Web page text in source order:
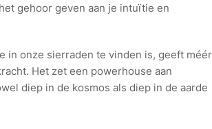
gehoor geven aan je intuïtie en
in onze sierraden te vinden is, geeft méér
Het zet een powerhouse aan
diep in de kosmos als diep in de aarde